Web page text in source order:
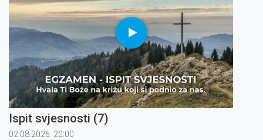
Ispit svjesnosti (7)
02.08.2026. 20:00